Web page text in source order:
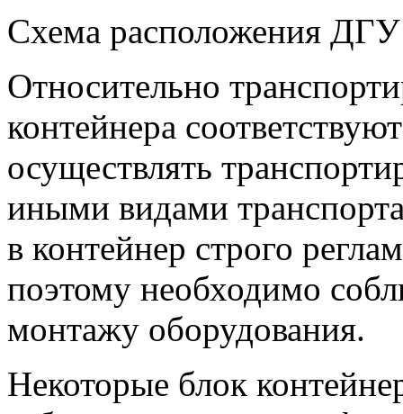
Схема расположения
Относительно
контейнера
осуществлять
иными видами
в контейнер строго
поэтому необходимо
монтажу оборудования.
Некоторые блок